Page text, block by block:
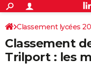
ACTUALITÉS
Politique
Société
Faits Divers
Education
Monde
Villes
+
SPORT
Coupe du monde 2026
Football
Tennis
Cyclisme
Rugby
Forum
CULTURE
Classement lycées
Classement
Trilport : les